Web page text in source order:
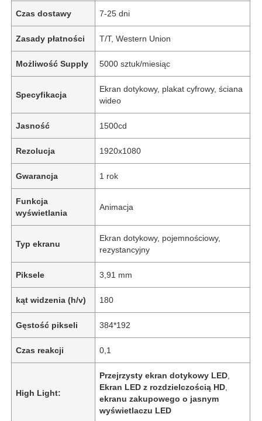
Czas dostawy 7-25 dni
Zasady płatności T/T, Western Union
Możliwość Supply 5000 sztuk/miesiąc
Specyfikacja
Ekran dotykowy, plakat cyfrowy, ściana
wideo
Jasność 1500cd
Rezolucja 1920x1080
Gwarancja 1 rok
Funkcja
wyświetlania
Animacja
Typ ekranu
Ekran dotykowy, pojemnościowy,
rezystancyjny
Piksele 3,91 mm
kąt widzenia (h/v) 180
Gęstość pikseli 384*192
Czas reakcji 0,1
High Light:
Przejrzysty ekran dotykowy LED
Ekran LED z rozdzielczością HD
ekranu zakupowego o jasnym
wyświetlaczu LED